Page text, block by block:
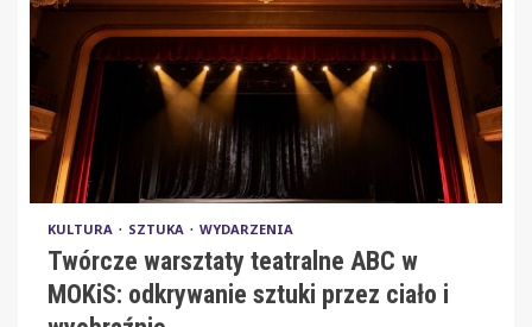
KULTURA SZTUKA WYDARZENIA
Twórcze warsztaty teatralne ABC w
MOKiS: odkrywanie sztuki przez ciało i